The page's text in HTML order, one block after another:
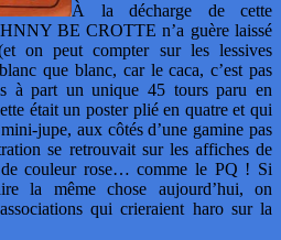
À la décharge de cette
BE CROTTE n’a guère laissé
on peut compter sur les lessives
que blanc, car le caca, c’est pas
à part un unique 45 tours paru en
était un poster plié en quatre et qui
jupe, aux côtés d’une gamine pas
se retrouvait sur les affiches de
couleur rose… comme le PQ ! Si
la même chose aujourd’hui, on
qui crieraient haro sur la